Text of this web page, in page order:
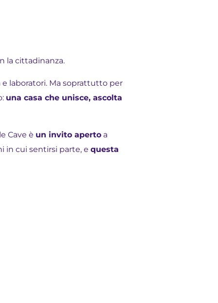
la cittadinanza.
e laboratori. Ma soprattutto per
una casa che unisce, ascolta
Cave è un invito aperto a
in cui sentirsi parte, equesta